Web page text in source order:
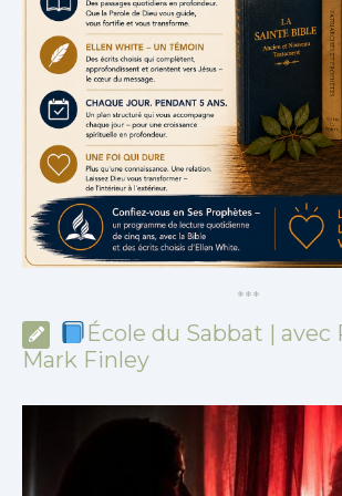
***
École du Sabbat | avec
Mark Finley